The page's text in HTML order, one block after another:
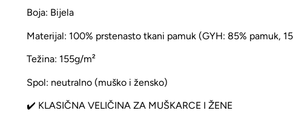
Boja: Bijela
Materijal: 100% prstenasto tkani pamuk (GYH: 85% pamuk,
Težina: 155g/m²
Spol: neutralno (muško i žensko)
✔️ KLASIČNA VELIČINA ZA MUŠKARCE I ŽENE